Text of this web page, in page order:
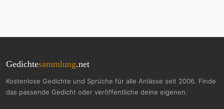
Gedichtesammlung.net
Kostenlose Gedichte und Sprüche für alle Anlässe seit 2006. Finde
das passende Gedicht oder veröffentliche deine eigenen.